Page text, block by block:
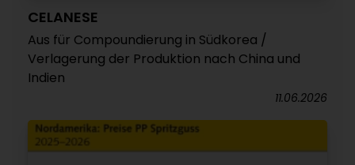
CELANESE
Aus für Compoundierung in Südkorea /
Verlagerung der Produktion nach China und
Indien
11.06.2026